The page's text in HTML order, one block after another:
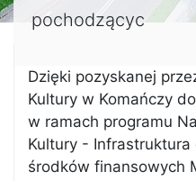
pochodzącyc
Dzięki pozyskanej
Kultury w Komańczy
w ramach programu
Kultury -
środków finansowych